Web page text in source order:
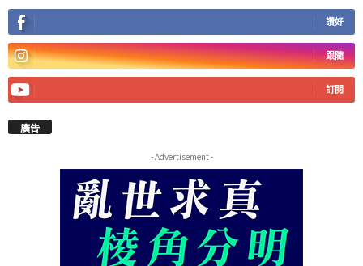
讚好
跟隨
訂閱
廣告
- Advertisement -